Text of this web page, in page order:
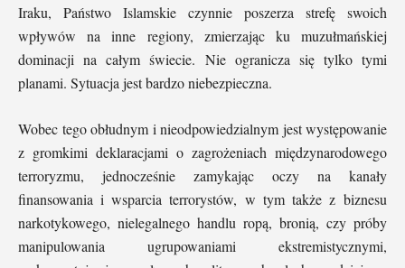
Iraku, Państwo Islamskie czynnie poszerza strefę swoich
wpływów na inne regiony, zmierzając ku muzułmańskiej
dominacji na całym świecie. Nie ogranicza się tylko tymi
planami. Sytuacja jest bardzo niebezpieczna.
Wobec tego obłudnym i nieodpowiedzialnym jest występowanie
z gromkimi deklaracjami o zagrożeniach międzynarodowego
terroryzmu, jednocześnie zamykając oczy na kanały
finansowania i wsparcia terrorystów, w tym także z biznesu
narkotykowego, nielegalnego handlu ropą, bronią, czy próby
manipulowania ugrupowaniami ekstremistycznymi,